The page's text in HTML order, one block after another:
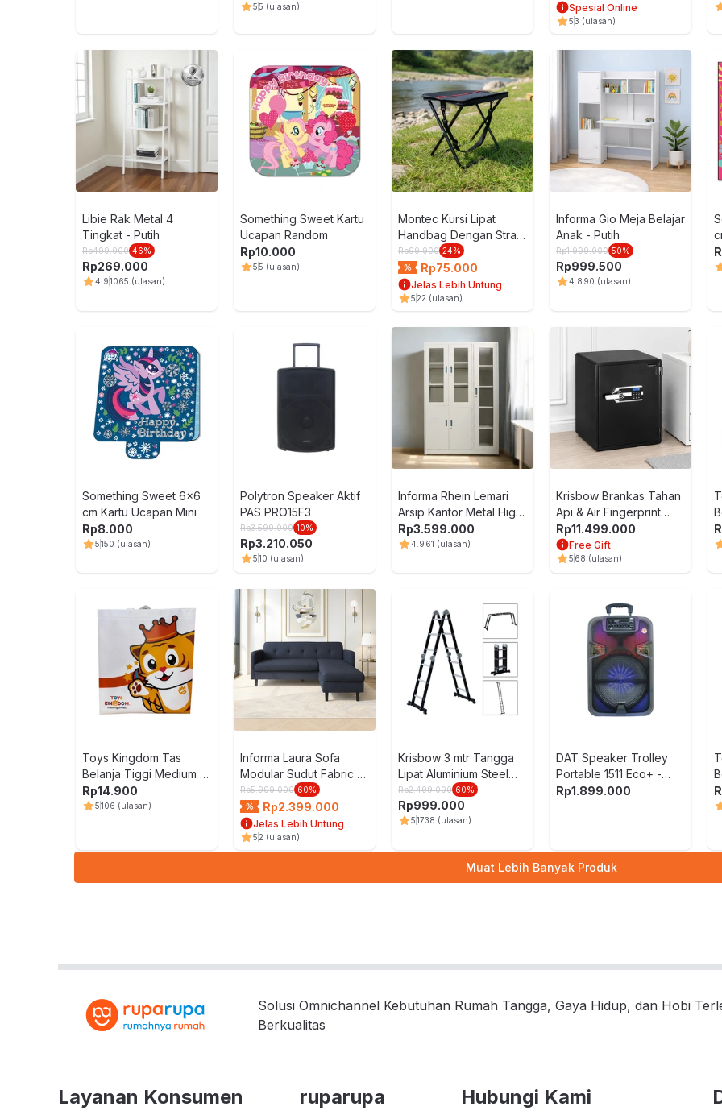
55 (ulasan) Spesial Online
53 (ulasan)
Libie Rak Metal 4
Tingkat - Putih
Rp499.000 46%
Rp269.000
4.91065 (ulasan)
Something Sweet Kartu
Ucapan Random
Rp10.000
55 (ulasan)
Montec Kursi Lipat
Handbag Dengan Strap
- Hitam
Rp99.900 24%
Rp75.000
Jelas Lebih Untung
522 (ulasan)
Informa Gio Meja Belajar
Anak - Putih
Rp1.999.000 50%
Rp999.500
4.8 90 (ulasan)
Something Sweet 6x6
cm Kartu Ucapan Mini
Rp8.000
5150 (ulasan)
Polytron Speaker Aktif
PAS PRO15F3
Rp3.599.000 10%
Rp3.210.050
510 (ulasan)
Informa Rhein Lemari
Arsip Kantor Metal High
- Putih
Rp3.599.000
4.9 61 (ulasan)
Krisbow Brankas Tahan
Api & Air Fingerprint
53x48.3x61 cm
FP3503F - Hitam
Rp11.499.000
Free Gift
5 68 (ulasan)
Toys Kingdom Tas
Belanja Tiggi Medium -
Putih/Oranye
Rp14.900
5106 (ulasan)
Informa Laura Sofa
Modular Sudut Fabric -
Biru
Rp5.999.000 60%
Rp2.399.000
Jelas Lebih Untung
52 (ulasan)
Krisbow 3 mtr Tangga
Lipat Aluminium Steel
4x3 Step - Hitam
Rp2.499.000 60%
Rp999.000
51738 (ulasan)
DAT Speaker Trolley
Portable 1511 Eco+ -
Hitam
Rp1.899.000
Muat Lebih Banyak Produk
Solusi Omnichannel Kebutuhan Rumah Tangga, Gaya Hidup, dan Hobi
Berkualitas
Layanan Konsumen ruparupa Hubungi Kami